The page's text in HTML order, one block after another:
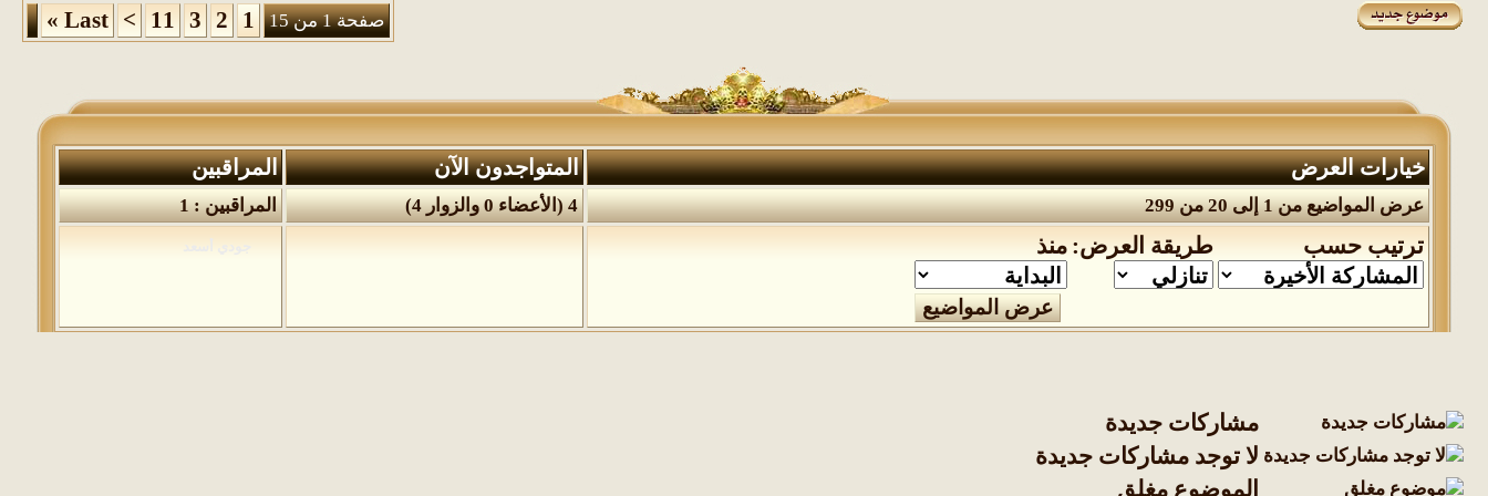
صفحة 1 من 15 1
2
3
11
>
Last
»
خيارات العرض المتواجدون الآن المراقبين
عرض المواضيع من 1 إلى 20 من 299 4 (الأعضاء 0 والزوار 4) المراقبين : 1
ترتيب حسب طريقة العرض:منذ
مشاركات جديدة
لا توجد مشاركات جديدة
الموضوع مغلق